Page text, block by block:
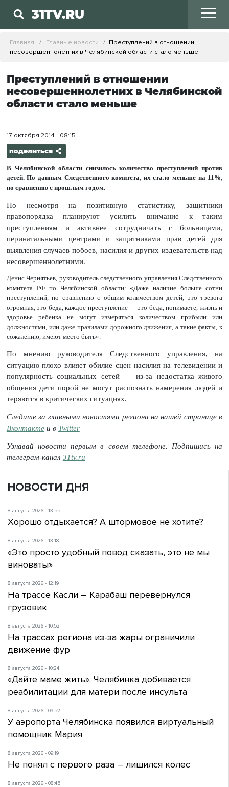
31TV.RU
Главная Главные новости
Преступлений в отношении
несовершеннолетних в Челябинской области стало меньше
Преступлений в отношении
несовершеннолетних в Челябинской
области стало меньше
17 октября 2014 - 08:15
поделиться
В Челябинской области снизилось количество преступлений против
детей. По данным Следственного комитета, их стало меньше на 11%,
по сравнению с прошлым годом.
Но несмотря на позитивную статистику, защитники
правопорядка планируют усилить внимание к таким
преступлениям и активнее сотрудничать с больницами,
перинатальными центрами и защитниками прав детей для
выявления случаев побоев, насилия и других издевательств над
несовершеннолетними.
Денис Чернятьев, руководитель следственного управления Следственного
комитета РФ по Челябинской области: «Даже наличие больше сотни
преступлений, по сравнению с общим количеством детей, это тревога
огромная, это беда, каждое преступление — это беда, понимаете, жизнь и
здоровье ребенка не могут измеряться количеством прибыли или
должностями, или даже правилами дорожного движения, а такие факты, к
сожалению, имеют место быть».
По мнению руководителя Следственного управления, на
ситуацию плохо влияет обилие сцен насилия на телевидении и
популярность социальных сетей — из-за недостатка живого
общения дети порой не могут распознать намерения людей и
теряются в критических ситуациях.
Следите за главными новостями региона на нашей странице в
Вконтактеи в Twitter
Узнавай новости первым в своем телефоне. Подпишись на
телеграм-канал 31tv.ru
НОВОСТИ ДНЯ
8 августа 2026 - 13:55
Хорошо отдыхается? А штормовое не хотите?
8 августа 2026 - 13:18
«Это просто удобный повод сказать, это не мы
виноваты»
8 августа 2026 - 12:19
На трассе Касли – Карабаш перевернулся
грузовик
8 августа 2026 - 10:52
На трассах региона из-за жары ограничили
движение фур
8 августа 2026 - 10:24
«Дайте маме жить». Челябинка добивается
реабилитации для матери после инсульта
8 августа 2026 - 09:52
У аэропорта Челябинска появился виртуальный
помощник Мария
8 августа 2026 - 09:19
Не понял с первого раза – лишился колес
8 августа 2026 - 08:45